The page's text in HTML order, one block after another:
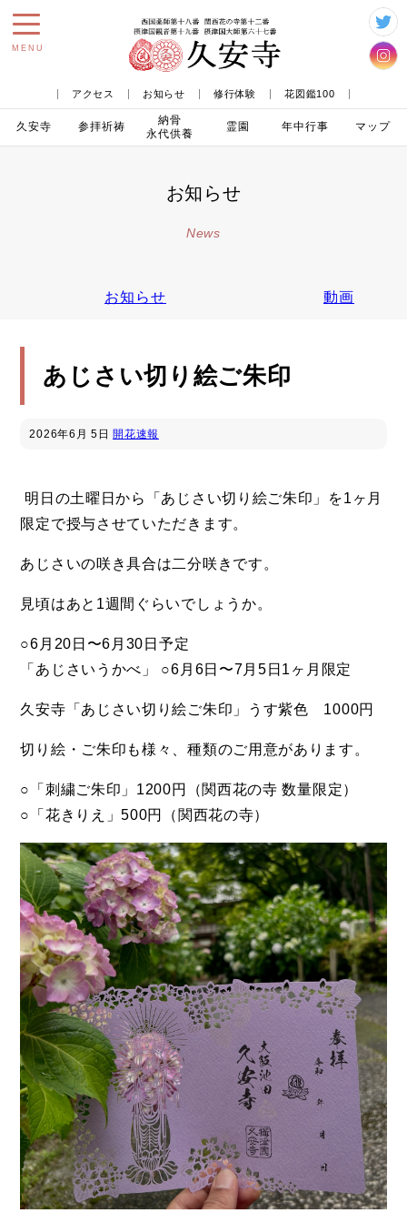
toggle
navigation
MENU
アクセス お知らせ 修行体験 花図鑑100
久安寺 参拝祈祷
納骨
永代供養
霊園 年中行事 マップ
お知らせ
News
お知らせ 動画
あじさい切り絵ご朱印
2026年6月 5日 開花速報
明日の土曜日から「あじさい切り絵ご朱印」を1ヶ月
限定で授与させていただきます。
あじさいの咲き具合は二分咲きです。
見頃はあと1週間ぐらいでしょうか。
○6月20日〜6月30日予定
「あじさいうかべ」 ○6月6日〜7月5日1ヶ月限定
久安寺「あじさい切り絵ご朱印」うす紫色 1000円
切り絵・ご朱印も様々、種類のご用意があります。
○「刺繍ご朱印」1200円（関西花の寺 数量限定）
○「花きりえ」500円（関西花の寺）